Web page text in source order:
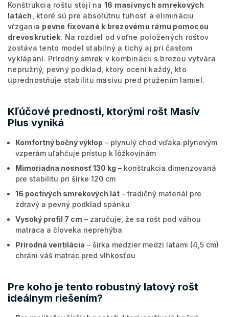
Konštrukcia roštu stojí na 16 masívnych smrekových
latách , ktoré sú pre absolútnu tuhosť a elimináciu
vŕzgania pevne fixované k brezovému rámu pomocou
drevoskrutiek. Na rozdiel od voľne položených roštov
zostáva tento model stabilný a tichý aj pri častom
vyklápaní. Prírodný smrek v kombinácii s brezou vytvára
nepružný, pevný podklad, ktorý ocení každý, kto
uprednostňuje stabilitu masívu pred pružením lamiel.
Kľúčové prednosti, ktorými rošt Masív
Plus vyniká
Komfortný bočný výklop – plynulý chod vďaka plynovým
vzperám uľahčuje prístup k lôžkovinám
Mimoriadna nosnosť 130 kg – konštrukcia dimenzovaná
pre stabilitu pri šírke 120 cm
16 poctivých smrekových lát – tradičný materiál pre
zdravý a pevný podklad spánku
Vysoký profil 7 cm – zaručuje, že sa rošt pod váhou
matraca a človeka neprehýba
Prírodná ventilácia – šírka medzier medzi latami (4,5 cm)
chráni váš matrac pred vlhkosťou
Pre koho je tento robustný latový rošt
ideálnym riešením?